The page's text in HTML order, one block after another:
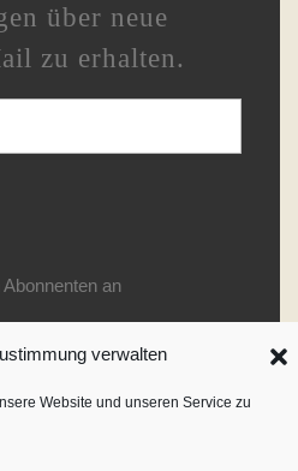
verwalten
Website und unseren Service zu
über neue
zu erhalten.
an
Theme
By